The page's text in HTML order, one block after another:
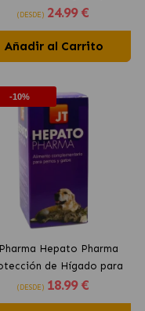
Perros y Gatos en
Comprimidos
(DESDE) 24.99 €
Añadir al Carrito
-10%
Hepato Pharma
de Hígado para
Perros y Gatos Solución
Líquida
(DESDE) 18.99 €